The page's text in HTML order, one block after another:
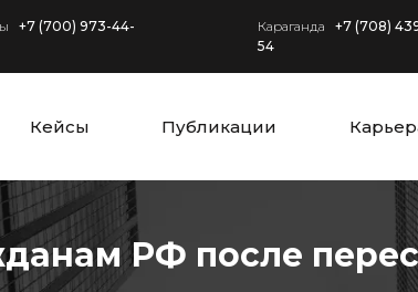
+7 (700) 973-44-
Караганда
+7 (708)
54
Кейсы Публикации
РФ после